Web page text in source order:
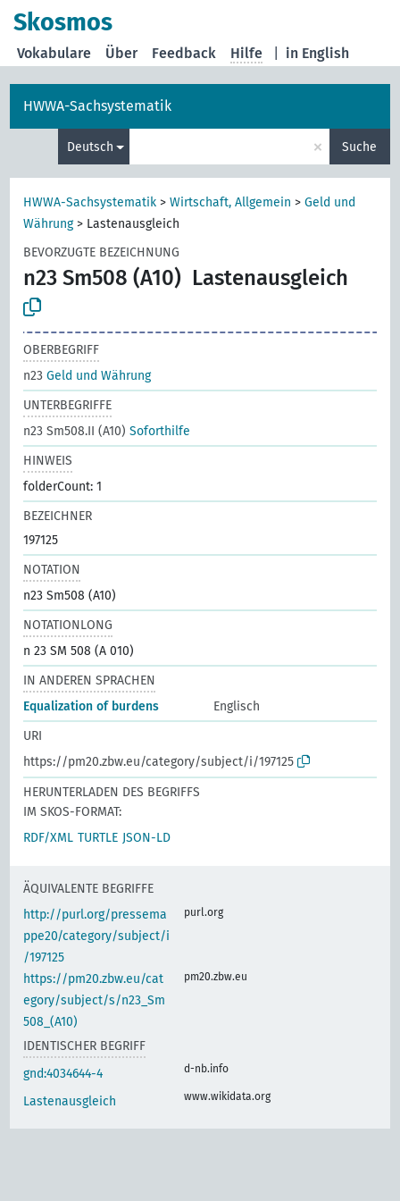
Skosmos
in English
Vokabulare Über Feedback Hilfe
HWWA-Sachsystematik
Deutsch × Suche
HWWA-Sachsystematik >Wirtschaft, Allgemein >Geld und
Währung> Lastenausgleich
BEVORZUGTE BEZEICHNUNG
n23 Sm508 (A10) Lastenausgleich
OBERBEGRIFF
n23Geld und Währung
UNTERBEGRIFFE
n23 Sm508.II (A10)Soforthilfe
HINWEIS
folderCount: 1
BEZEICHNER
197125
NOTATION
n23 Sm508 (A10)
NOTATIONLONG
n 23 SM 508 (A 010)
IN ANDEREN SPRACHEN
Equalization of burdens
Englisch
URI
https://pm20.zbw.eu/category/subject/i/197125
HERUNTERLADEN DES BEGRIFFS
IM SKOS-FORMAT:
RDF/XML TURTLE JSON-LD
ÄQUIVALENTE BEGRIFFE
http://purl.org/pressema
ppe20/category/subject/i
/197125
purl.org
https://pm20.zbw.eu/cat
egory/subject/s/n23_Sm
508_(A10)
pm20.zbw.eu
IDENTISCHER BEGRIFF
gnd:4034644-4
d-nb.info
Lastenausgleich www.wikidata.org